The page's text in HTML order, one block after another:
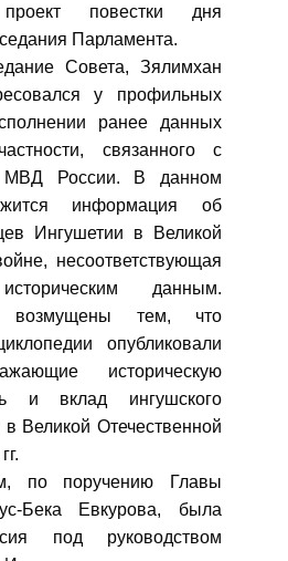
повестки дня
Парламента.
Совета, Зялимхан
у профильных
ранее данных
связанного с
МВД России. В данном
информация об
Ингушетии в Великой
несоответствующая
данным.
возмущены тем, что
опубликовали
историческую
и вклад ингушского
Великой Отечественной
по поручению Главы
Бека Евкурова, была
под руководством